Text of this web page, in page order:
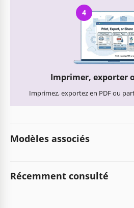
4
Imprimer, exporter
Imprimez, exportez en PDF ou
Modèles associés
Récemment consulté